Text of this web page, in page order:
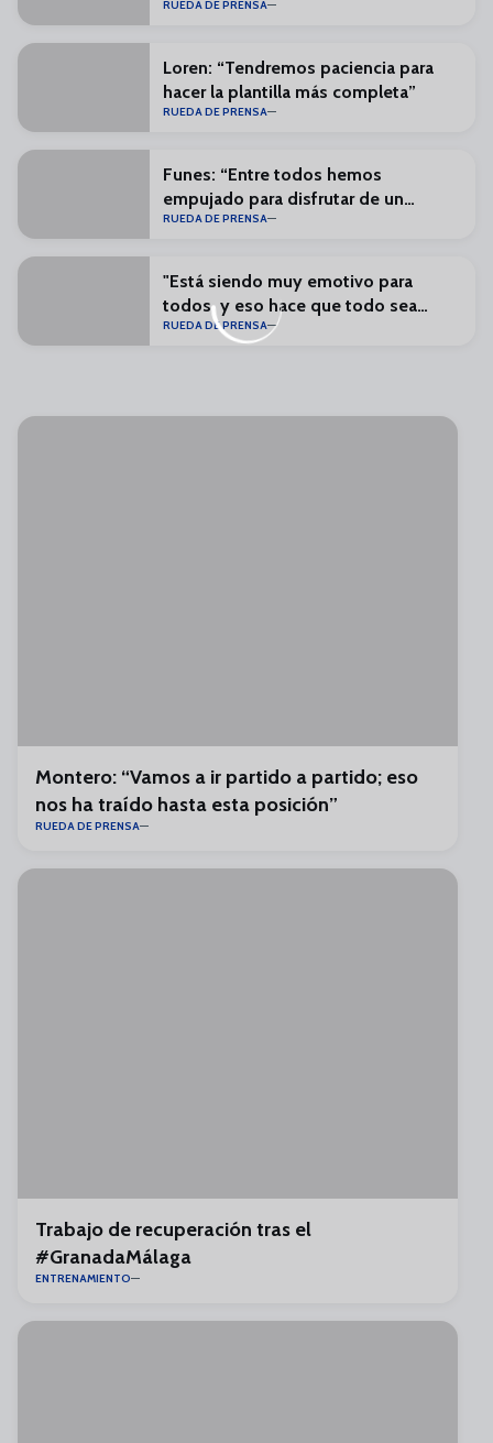
RUEDA DE PRENSA
Loren: “Tendremos paciencia para
hacer la plantilla más completa”
RUEDA DE PRENSA
Funes: “Entre todos hemos
empujado para disfrutar de un
Málaga en Primera”
RUEDA DE PRENSA
"Está siendo muy emotivo para
todos, y eso hace que todo sea
especial"
RUEDA DE PRENSA
Montero: “Vamos a ir partido a partido; eso
nos ha traído hasta esta posición”
RUEDA DE PRENSA
Trabajo de recuperación tras el
#GranadaMálaga
ENTRENAMIENTO